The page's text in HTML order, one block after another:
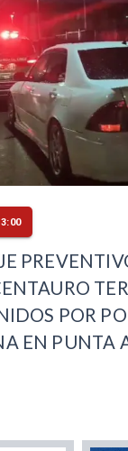
POR
EN PUNTA